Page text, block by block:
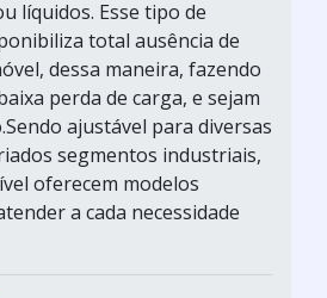
líquidos. Esse tipo de
total ausência de
dessa maneira, fazendo
perda de carga, e sejam
ajustável para diversas
segmentos industriais,
oferecem modelos
a cada necessidade